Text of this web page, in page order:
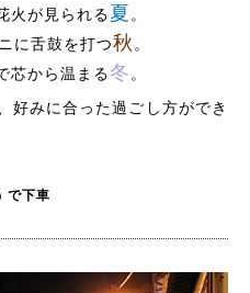
火が見られる夏 。
に舌鼓を打つ秋 。
芯から温まる冬 。
好みに合った過ごし方ができ
で下車